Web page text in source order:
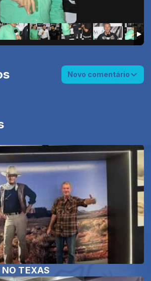
NO TEXAS
Novo comentário